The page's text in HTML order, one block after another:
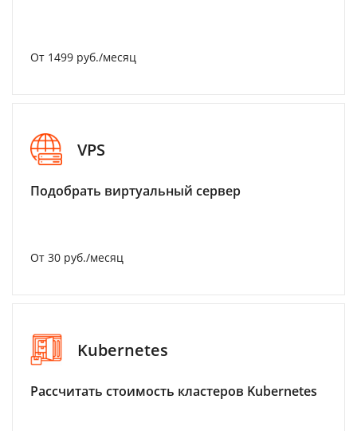
От 1499 руб./месяц
VPS
Подобрать виртуальный сервер
От 30 руб./месяц
Kubernetes
Рассчитать стоимость кластеров Kubernetes